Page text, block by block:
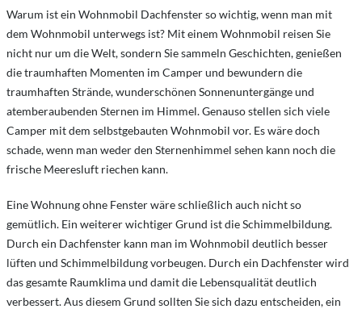
Warum ist ein Wohnmobil Dachfenster so wichtig, wenn man mit
dem Wohnmobil unterwegs ist? Mit einem Wohnmobil reisen Sie
nicht nur um die Welt, sondern Sie sammeln Geschichten, genießen
die traumhaften Momenten im Camper und bewundern die
traumhaften Strände, wunderschönen Sonnenuntergänge und
atemberaubenden Sternen im Himmel. Genauso stellen sich viele
Camper mit dem selbstgebauten Wohnmobil vor. Es wäre doch
schade, wenn man weder den Sternenhimmel sehen kann noch die
frische Meeresluft riechen kann.
Eine Wohnung ohne Fenster wäre schließlich auch nicht so
gemütlich. Ein weiterer wichtiger Grund ist die Schimmelbildung.
Durch ein Dachfenster kann man im Wohnmobil deutlich besser
lüften und Schimmelbildung vorbeugen. Durch ein Dachfenster wird
das gesamte Raumklima und damit die Lebensqualität deutlich
verbessert. Aus diesem Grund sollten Sie sich dazu entscheiden, ein